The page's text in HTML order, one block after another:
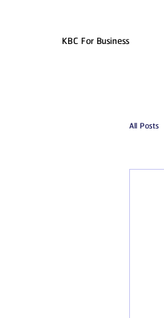
KBC For Business
All Posts